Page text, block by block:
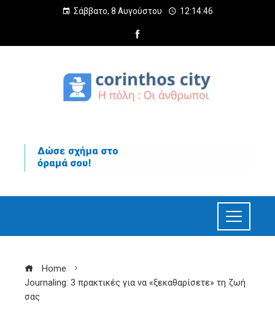
Σάββατο, 8 Αυγούστου 12:14:47
Home
Journaling: 3 πρακτικές για να «ξεκαθαρίσετε» τη ζωή
σας